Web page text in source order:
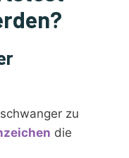
zu
die